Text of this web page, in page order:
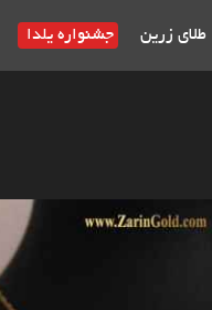
طلای زرین جشنواره یلدا